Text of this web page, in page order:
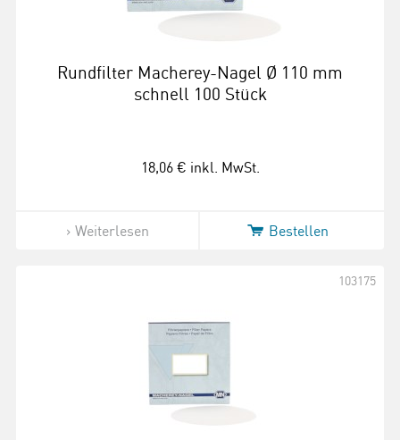
Rundfilter Macherey-Nagel Ø 110 mm
schnell 100 Stück
18,06 € inkl. MwSt.
Weiterlesen Bestellen
103175